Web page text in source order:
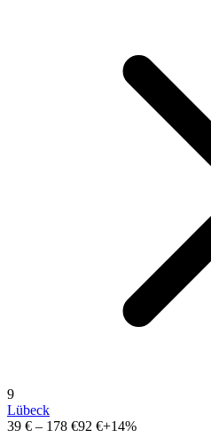
9
Lübeck
39 € – 178 €92 €+14%